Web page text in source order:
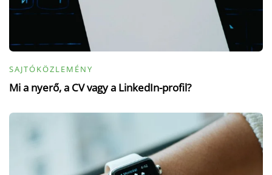
SAJTÓKÖZLEMÉNY
Mi a nyerő, a CV vagy a LinkedIn-profil?